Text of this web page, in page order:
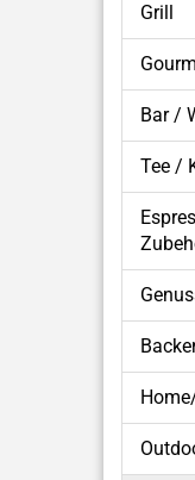
Grill
Bar /
Tee /